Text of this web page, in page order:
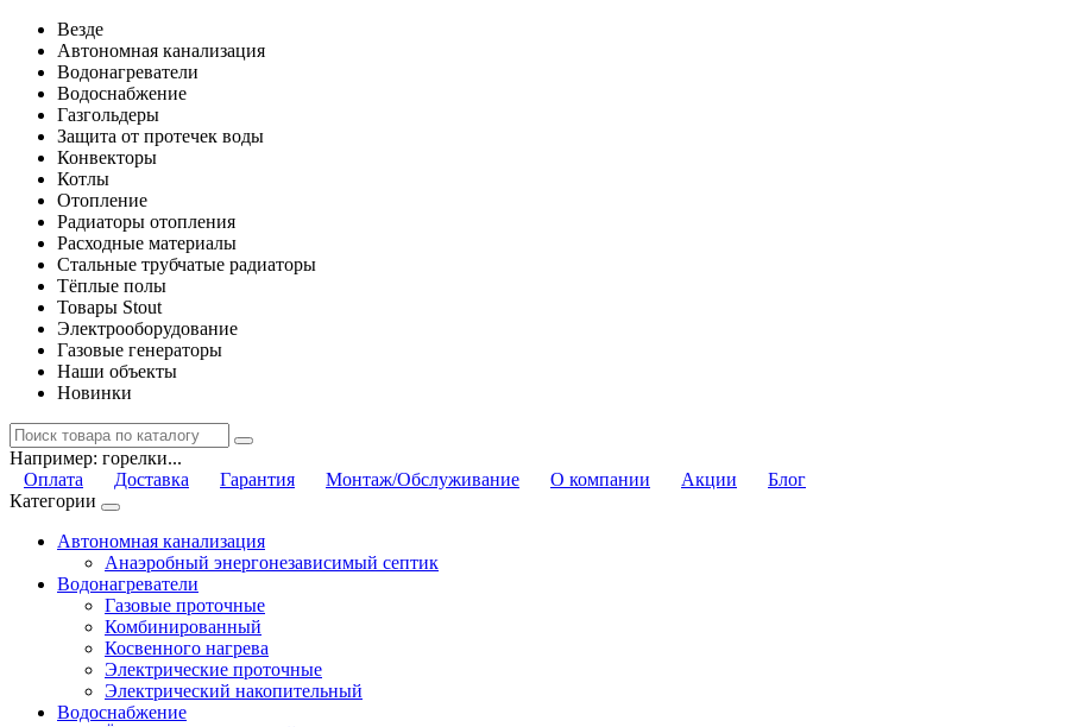
Везде
Автономная канализация
Водонагреватели
Водоснабжение
Газгольдеры
Защита от протечек воды
Конвекторы
Котлы
Отопление
Радиаторы отопления
Расходные материалы
Стальные трубчатые радиаторы
Тёплые полы
Товары Stout
Электрооборудование
Газовые генераторы
Наши объекты
Новинки
Например: горелки...
Оплата
Доставка Гарантия Монтаж/Обслуживание О компании Акции
Блог
Категории
Автономная канализация
Анаэробный энергонезависимый септик
Водонагреватели
Газовые проточные
Комбинированный
Косвенного нагрева
Электрические проточные
Электрический накопительный
Водоснабжение